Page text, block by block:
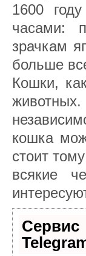
1600
часами:
зрачкам
больше
Кошки,
кошка
стоит
всякие